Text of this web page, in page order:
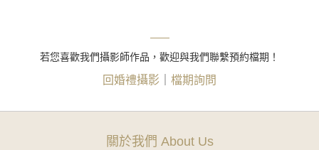
若您喜歡我們攝影師作品，歡迎與我們聯繫預約檔期！
回婚禮攝影 檔期詢問
關於我們 About Us